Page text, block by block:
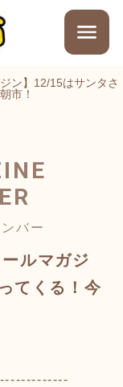
ン】12/15はサンタさ
市！
バー
ルマガジ
てくる！今